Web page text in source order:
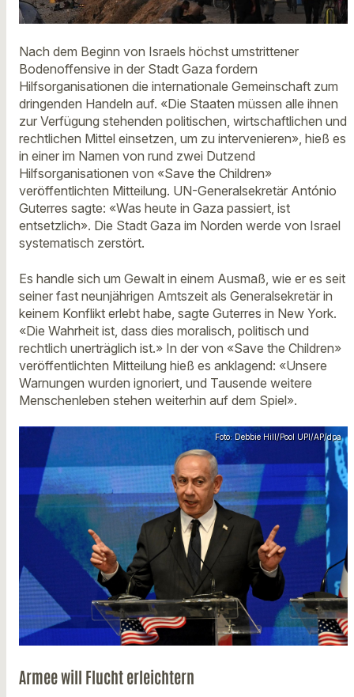
Nach dem Beginn von Israels höchst umstrittener
Bodenoffensive in der Stadt Gaza fordern
Hilfsorganisationen die internationale Gemeinschaft zum
dringenden Handeln auf. «Die Staaten müssen alle ihnen
zur Verfügung stehenden politischen, wirtschaftlichen und
rechtlichen Mittel einsetzen, um zu intervenieren», hieß es
in einer im Namen von rund zwei Dutzend
Hilfsorganisationen von «Save the Children»
veröffentlichten Mitteilung. UN-Generalsekretär António
Guterres sagte: «Was heute in Gaza passiert, ist
entsetzlich». Die Stadt Gaza im Norden werde von Israel
systematisch zerstört.
Es handle sich um Gewalt in einem Ausmaß, wie er es seit
seiner fast neunjährigen Amtszeit als Generalsekretär in
keinem Konflikt erlebt habe, sagte Guterres in New York.
«Die Wahrheit ist, dass dies moralisch, politisch und
rechtlich unerträglich ist.» In der von «Save the Children»
veröffentlichten Mitteilung hieß es anklagend: «Unsere
Warnungen wurden ignoriert, und Tausende weitere
Menschenleben stehen weiterhin auf dem Spiel».
Foto: Debbie Hill/Pool UPI/AP/dpa
Armee will Flucht erleichtern